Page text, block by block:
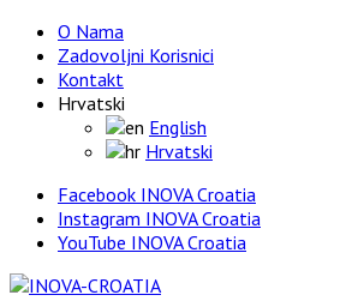
O Nama
Zadovoljni Korisnici
Kontakt
Hrvatski
English
Hrvatski
Facebook INOVA Croatia
Instagram INOVA Croatia
YouTube INOVA Croatia